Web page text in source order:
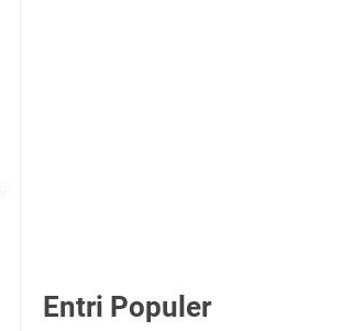
Entri Populer